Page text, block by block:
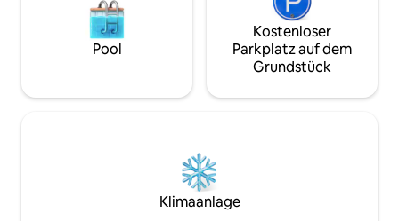
Pool
Kostenloser
Parkplatz auf dem
Grundstück
Klimaanlage